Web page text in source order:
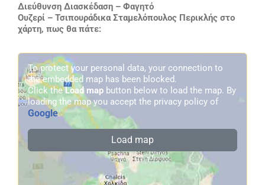
Διεύθυνση Διασκέδαση – Φαγητό
Ουζερί – Τσιπουράδικα Σταμελόπουλος Περικλής στο
χάρτη, πως θα πάτε:
To protect your personal data, your connection to
the embedded map has been blocked.
Click theLoad map button below to load the map. By
loading the map you accept the privacy policy of
Google.
Load map